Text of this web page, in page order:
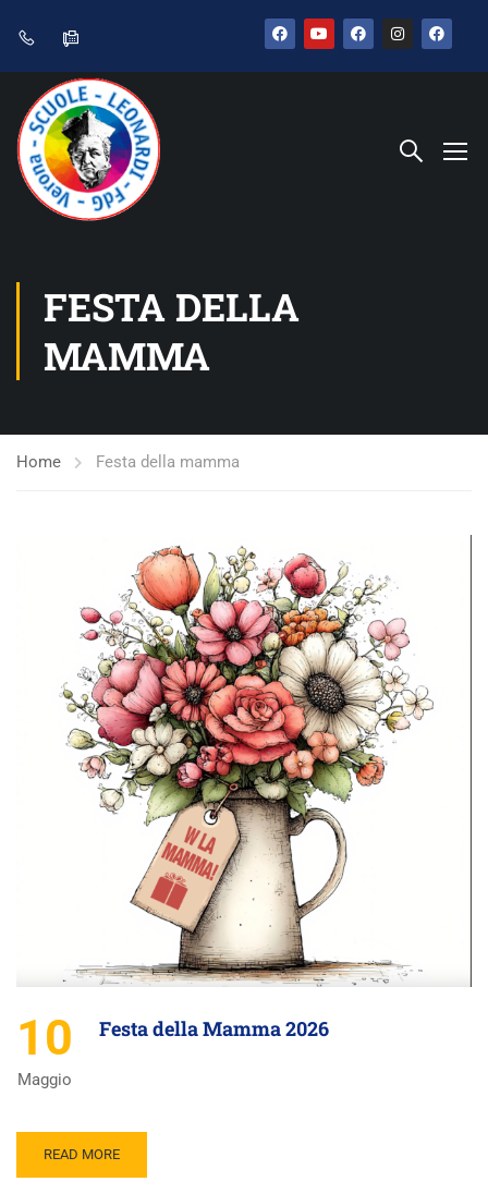
FESTA DELLA
MAMMA
Home Festa della mamma
10
Maggio
Festa della Mamma 2026
READ MORE